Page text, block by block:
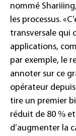
nommé
les processus.
transversale qui
applications,
par exemple, le
annoter sur ce
opérateur
tire un premier
réduit de 80 %
d’augmenter la